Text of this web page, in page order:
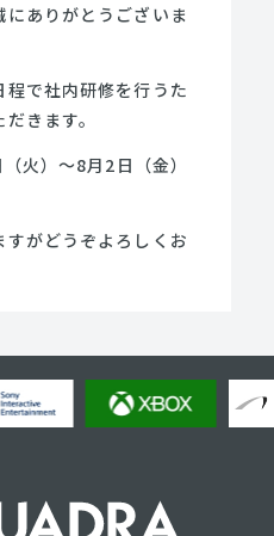
ありがとうございま
で社内研修を行うた
きます。
）～8月2日（金）
がどうぞよろしくお